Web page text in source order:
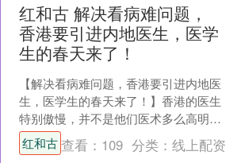
红和古 解决看病难问题，
香港要引进内地医生，医学
生的春天来了！
【解决看病难问题，香港要引进内地医
生，医学生的春天来了！】香港的医生
特别傲慢，并不是他们医术多么高明，
其根本的原因是香港医院套用的是英国
美国的医生进入门槛的标准....
红和古查看： 109 分类： 线上配资